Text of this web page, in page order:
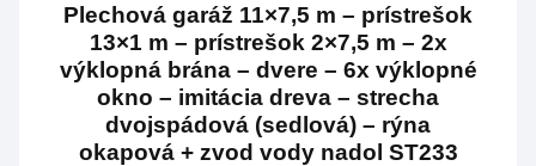
Plechová garáž 11×7,5 m – prístrešok
13×1 m – prístrešok 2×7,5 m – 2x
výklopná brána – dvere – 6x výklopné
okno – imitácia dreva – strecha
dvojspádová (sedlová) – rýna
okapová + zvod vody nadol ST233